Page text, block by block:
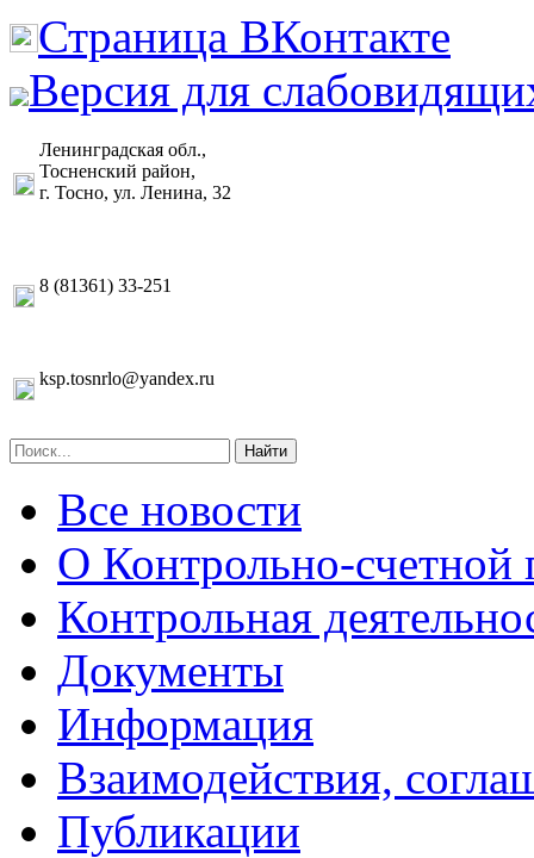
Страница ВКонтакте
Версия для
Ленинградская обл.,
Тосненский район,
г. Тосно, ул. Ленина, 32
8 (81361) 33-251
ksp.tosnrlo@yandex.ru
Найти
Все новости
О Контрольно-счетной
Контрольная
Документы
Информация
Взаимодействия,
Публикации